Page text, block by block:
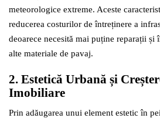
meteorologice extreme. Aceste
reducerea costurilor de întreținere a
deoarece necesită mai puține reparații
alte materiale de pavaj.
2. Estetică Urbană și
Imobiliare
Prin adăugarea unui element estetic în